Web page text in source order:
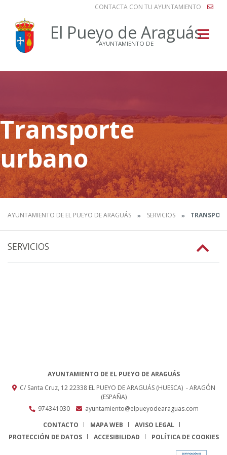
CONTACTA CON TU AYUNTAMIENTO
El Pueyo de Araguás
AYUNTAMIENTO DE
Transporte
urbano
AYUNTAMIENTO DE EL PUEYO DE ARAGUÁS SERVICIOS
SERVICIOS
AYUNTAMIENTO DE EL PUEYO DE ARAGUÁS
C/ Santa Cruz, 1222338 EL PUEYO DE ARAGUÁS (HUESCA) - ARAGÓN
(ESPAÑA)
974341030
ayuntamiento@elpueyodearaguas.com
CONTACTO
MAPA WEB
AVISO LEGAL
PROTECCIÓN DE DATOS
ACCESIBILIDAD POLÍTICA DE COOKIES